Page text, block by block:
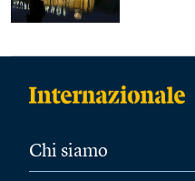
Chi siamo